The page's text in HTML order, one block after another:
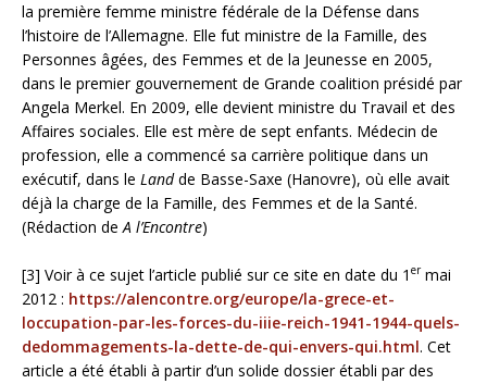
la première femme ministre fédérale de la Défense dans
l’histoire de l’Allemagne. Elle fut ministre de la Famille, des
Personnes âgées, des Femmes et de la Jeunesse en 2005,
dans le premier gouvernement de Grande coalition présidé par
Angela Merkel. En 2009, elle devient ministre du Travail et des
Affaires sociales. Elle est mère de sept enfants. Médecin de
profession, elle a commencé sa carrière politique dans un
exécutif, dans le Landde Basse-Saxe (Hanovre), où elle avait
déjà la charge de la Famille, des Femmes et de la Santé.
(Rédaction deA l’Encontre)
[3] Voir à ce sujet l’article publié sur ce site en date du 1 ermai
2012 : https://alencontre.org/europe/la-grece-et-
loccupation-par-les-forces-du-iiie-reich-1941-1944-quels-
dedommagements-la-dette-de-qui-envers-qui.html. Cet
article a été établi à partir d’un solide dossier établi par des